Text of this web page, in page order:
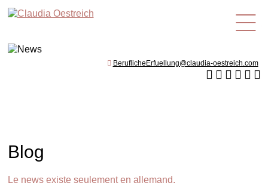
fr
BeruflicheErfuellung@claudia-oestreich.com
Blog
Le news existe seulement en allemand.